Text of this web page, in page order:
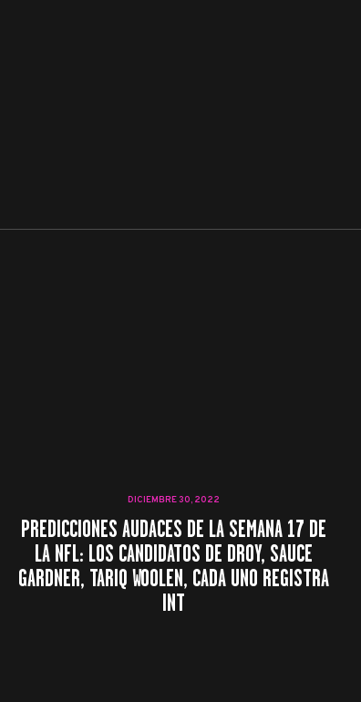
DICIEMBRE 30, 2022
PREDICCIONES AUDACES DE LA SEMANA 17 DE
LA NFL: LOS CANDIDATOS DE DROY, SAUCE
GARDNER, TARIQ WOOLEN, CADA UNO REGISTRA
INT